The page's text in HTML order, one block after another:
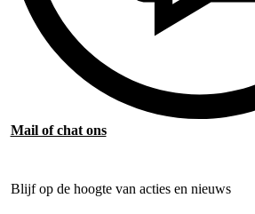
Mail of chat ons
Blijf op de hoogte van acties en nieuws